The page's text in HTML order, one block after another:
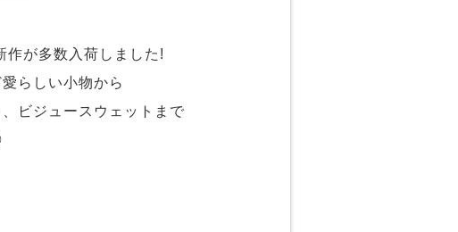
が多数入荷しました!
らしい小物から
ビジュースウェットまで